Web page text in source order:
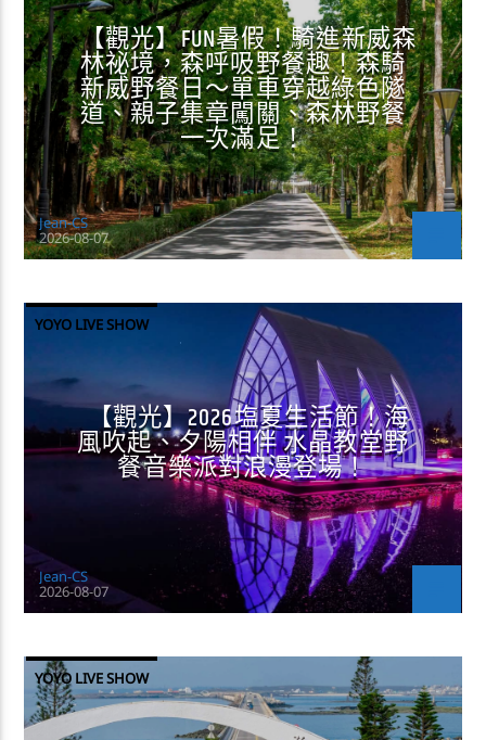
【觀光】FUN暑假！騎進新威森
林祕境，森呼吸野餐趣！森騎
新威野餐日～單車穿越綠色隧
道、親子集章闖關、森林野餐
一次滿足！
Jean-CS
2026-08-07
YOYO LIVE SHOW
【觀光】2026塩夏生活節！海
風吹起、夕陽相伴 水晶教堂野
餐音樂派對浪漫登場！
Jean-CS
2026-08-07
YOYO LIVE SHOW